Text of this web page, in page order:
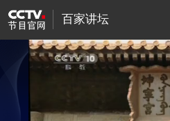
百家讲坛